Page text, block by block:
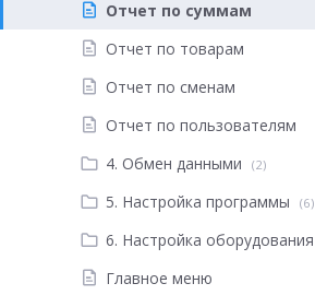
Отчет по суммам
Отчет по товарам
Отчет по сменам
Отчет по пользователям
4. Обмен данными
(2)
5. Настройка программы (6)
6. Настройка оборудования
Главное меню